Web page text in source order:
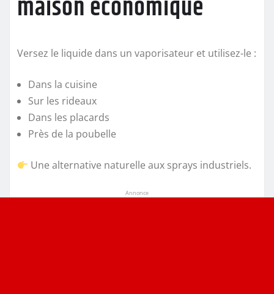
maison économique
Versez le liquide dans un vaporisateur et utilisez-le :
Dans la cuisine
Sur les rideaux
Dans les placards
Près de la poubelle
Une alternative naturelle aux sprays industriels.
Annonce